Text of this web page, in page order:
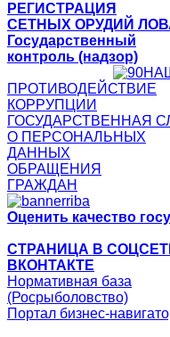
РЕГИСТРАЦИЯ
СЕТНЫХ ОРУДИЙ
Государственный
контроль (надзор)
ПРОТИВОДЕЙСТВИЕ
КОРРУПЦИИ
ГОСУДАРСТВЕННАЯ
О ПЕРСОНАЛЬНЫХ
ДАННЫХ
ОБРАЩЕНИЯ
ГРАЖДАН
Оценить качество
СТРАНИЦА В
ВКОНТАКТЕ
Нормативная база
(Росрыболовство)
Портал бизнес-